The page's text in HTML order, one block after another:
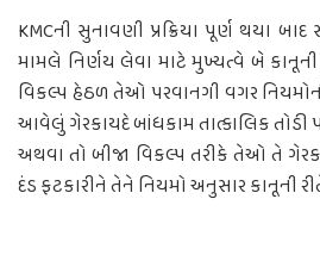
KMCની સુનાવણી પ્રક્રિયા પૂર્ણ થયા
મામલે નિર્ણય લેવા માટે મુખ્યત્વે બે
વિકલ્પ હેઠળ તેઓ પરવાનગી વગર
આવેલું ગેરકાયદે બાંધકામ તાત્કાલિક
અથવા તો બીજા વિકલ્પ તરીકે તેઓ તે
દંડ ફટકારીને તેને નિયમો અનુસાર કાનૂની